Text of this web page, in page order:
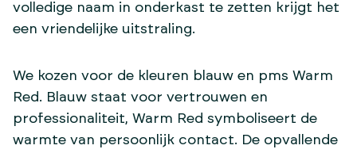
volledige naam in onderkast te zetten krijgt het
een vriendelijke uitstraling.
We kozen voor de kleuren blauw en pms Warm
Red. Blauw staat voor vertrouwen en
professionaliteit, Warm Red symboliseert de
warmte van persoonlijk contact. De opvallende